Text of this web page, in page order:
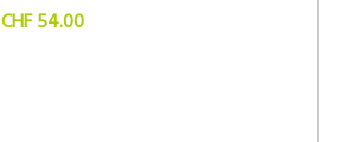
CHF 54.00